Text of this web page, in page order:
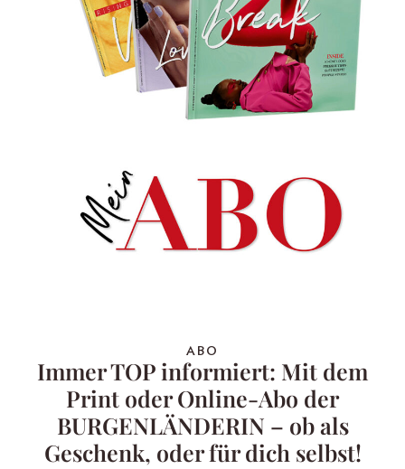
ABO
Immer TOP informiert: Mit dem
Print oder Online-Abo der
BURGENLÄNDERIN – ob als
Geschenk, oder für dich selbst!